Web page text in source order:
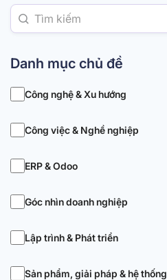
Danh mục chủ đề
Công nghệ & Xu hướng
Công việc & Nghề nghiệp
ERP & Odoo
Góc nhìn doanh nghiệp
Lập trình & Phát triển
Sản phẩm, giải pháp & hệ thống